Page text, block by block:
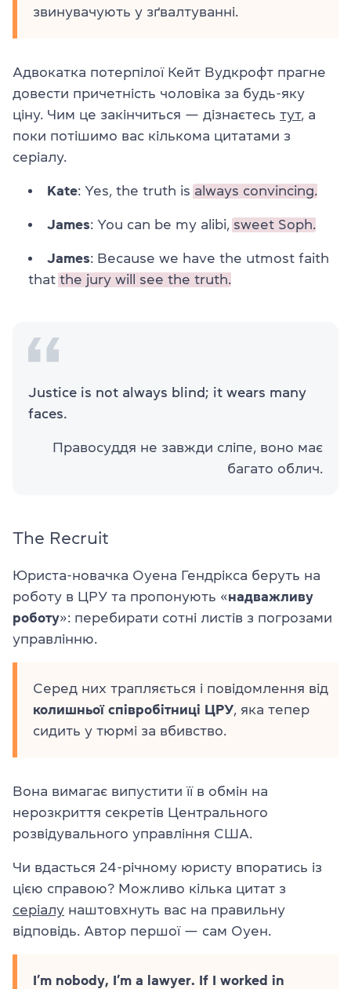
звинувачують у зґвалтуванні.
Адвокатка потерпілої Кейт Вудкрофт прагне
довести причетність чоловіка за будь-яку
ціну. Чим це закінчиться — дізнаєтесь тут, а
поки потішимо вас кількома цитатами з
серіалу.
Kate: Yes, the truth is always convincing.
James: You can be my alibi, sweet Soph.
James: Because we have the utmost faith
that the jury will see the truth.
Justice is not always blind; it wears many
faces.
Правосуддя не завжди сліпе, воно має
багато облич.
The Recruit
Юриста-новачка Оуена Гендрікса беруть на
роботу в ЦРУ та пропонують «надважливу
роботу»: перебирати сотні листів з погрозами
управлінню.
Серед них трапляється і повідомлення від
колишньої співробітниці ЦРУ, яка тепер
сидить у тюрмі за вбивство.
Вона вимагає випустити її в обмін на
нерозкриття секретів Центрального
розвідувального управління США.
Чи вдасться 24-річному юристу впоратись із
цією справою? Можливо кілька цитат з
серіалу наштовхнуть вас на правильну
відповідь. Автор першої — сам Оуен.
I’m nobody, I’m a lawyer. If I worked in